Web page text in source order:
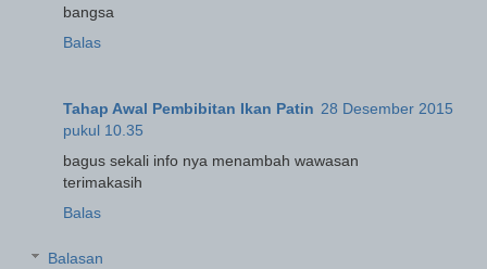
bangsa
Balas
Tahap Awal Pembibitan Ikan Patin 28 Desember 2015
pukul 10.35
bagus sekali info nya menambah wawasan
terimakasih
Balas
Balasan